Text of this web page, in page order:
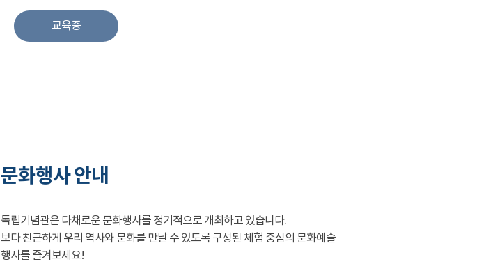
교육중
문화행사 안내
독립기념관은 다채로운 문화행사를 정기적으로 개최하고 있습니다.
보다 친근하게 우리 역사와 문화를 만날 수 있도록 구성된 체험 중심의 문화예술
행사를 즐겨보세요!